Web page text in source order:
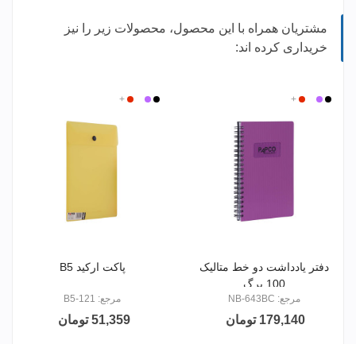
مشتریان همراه با این محصول، محصولات زیر را نیز
خریداری کرده اند:
مشکیبنفشسفید
قرمز
+
دفتر یادداشت دو خط متالیک
100 برگ
مرجع: NB-643BC
179,140 تومان
مشکیبنفش
بیقرمز
+
پاکت ارکید B5
مرجع: B5-121
51,359 تومان